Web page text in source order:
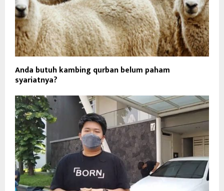
Anda butuh kambing qurban belum paham
syariatnya?